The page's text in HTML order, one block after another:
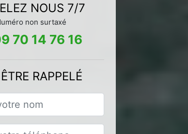
NOUS 7/7
non surtaxé
70 14 76 16
RAPPELÉ